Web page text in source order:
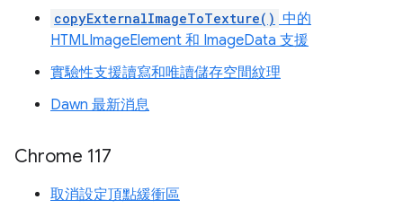
copyExternalImageToTexture() 中的
HTMLImageElement 和 ImageData 支援
實驗性支援讀寫和唯讀儲存空間紋理
Dawn 最新消息
Chrome 117
取消設定頂點緩衝區